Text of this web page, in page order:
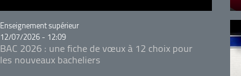
Catégorie
Enseignement supérieur
12/07/2026 - 12:09
BAC 2026 : une fiche de vœux à 12 choix pour
les nouveaux bacheliers